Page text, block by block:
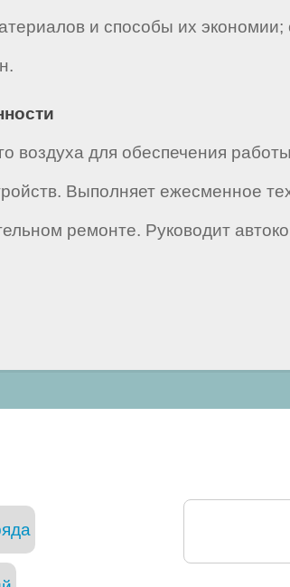
и способы их экономии;
воздуха для обеспечения
Выполняет ежесменное
ремонте. Руководит